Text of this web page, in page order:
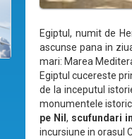
Egiptul, numit de
ascunse pana in
mari: Marea
Egiptul cucereste
de la inceputul
monumentele
pe Nil , scufundari
incursiune in orasul